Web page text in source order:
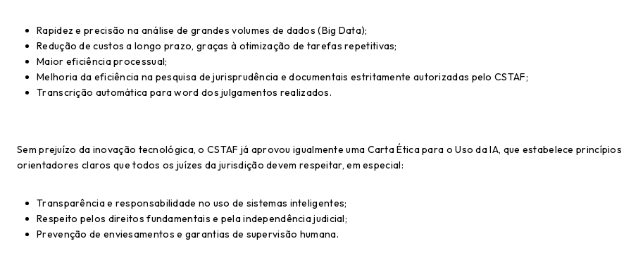
Rapidez e precisão na análise de grandes volumes de dados (Big Data);
Redução de custos a longo prazo, graças à otimização de tarefas repetitivas;
Maior eficiência processual;
Melhoria da eficiência na pesquisa de jurisprudência e documentais estritamente autorizadas pelo CSTAF;
Transcrição automática paraword dos julgamentos realizados.
Sem prejuízo da inovação tecnológica, o CSTAF já aprovou igualmente uma Carta Ética para o Uso da IA, que estabelece princípios
orientadores claros que todos os juízes da jurisdição devem respeitar, em especial:
Transparência e responsabilidade no uso de sistemas inteligentes;
Respeito pelos direitos fundamentais e pela independência judicial;
Prevenção de enviesamentos e garantias de supervisão humana.